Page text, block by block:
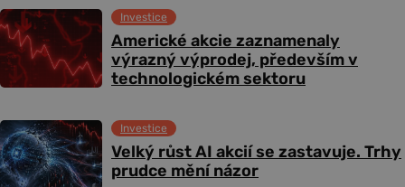
Americké akcie zaznamenaly
výrazný výprodej, především v
technologickém sektoru
Investice
Velký růst AI akcií se zastavuje. Trhy
prudce mění názor
Investice